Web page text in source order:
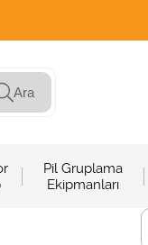
Ara
Pil Gruplama
Ekipmanları